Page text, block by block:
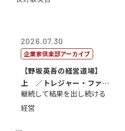
2026.07.30
企業家倶楽部アーカイブ
【野坂英吾の経営道場】
上 ／トレジャー・ファク
トリー社長野坂...
継続して結果を出し続ける
経営